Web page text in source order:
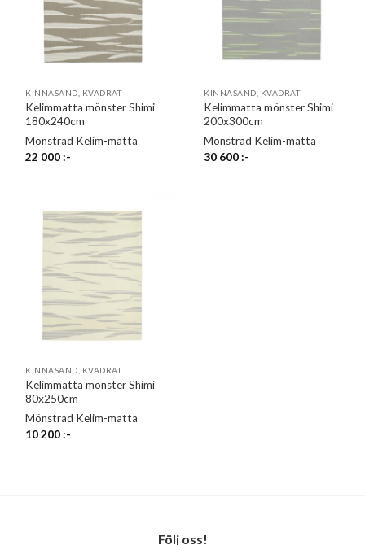
KINNASAND, KVADRAT
Kelimmatta mönster Shimi
180x240cm
Mönstrad Kelim-matta
22 000:-
KINNASAND, KVADRAT
Kelimmatta mönster Shimi
200x300cm
Mönstrad Kelim-matta
30 600:-
KINNASAND, KVADRAT
Kelimmatta mönster Shimi
80x250cm
Mönstrad Kelim-matta
10 200:-
Följ oss!